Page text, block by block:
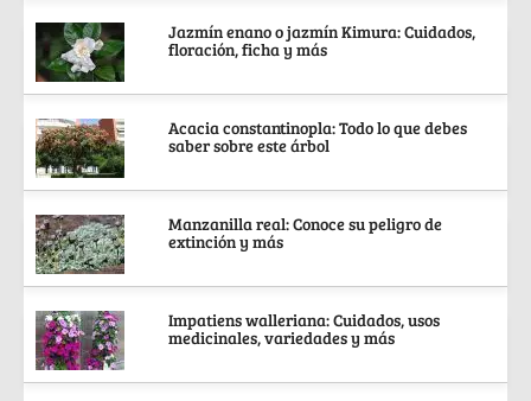
Jazmín enano o jazmín Kimura: Cuidados,
floración, ficha y más
Acacia constantinopla: Todo lo que debes
saber sobre este árbol
Manzanilla real: Conoce su peligro de
extinción y más
Impatiens walleriana: Cuidados, usos
medicinales, variedades y más